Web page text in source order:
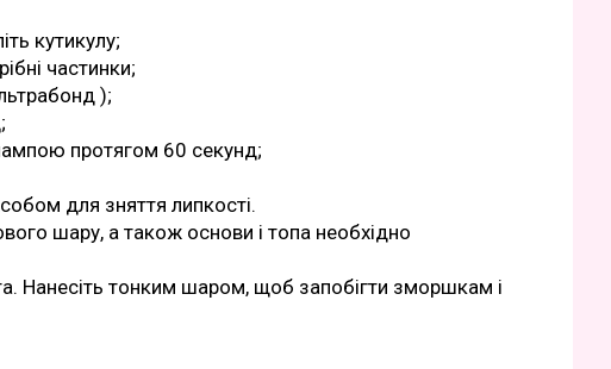
кутикулу;
частинки;
);
протягом 60 секунд;
для зняття липкості.
шару, а також основи і топа необхідно
Нанесіть тонким шаром, щоб запобігти зморшкам і